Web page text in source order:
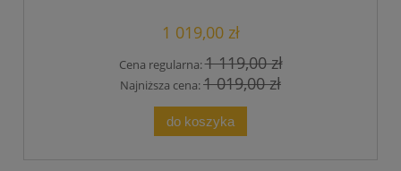
1 019,00 zł
Cena regularna:1 119,00 zł
Najniższa cena:1 019,00 zł
do koszyka